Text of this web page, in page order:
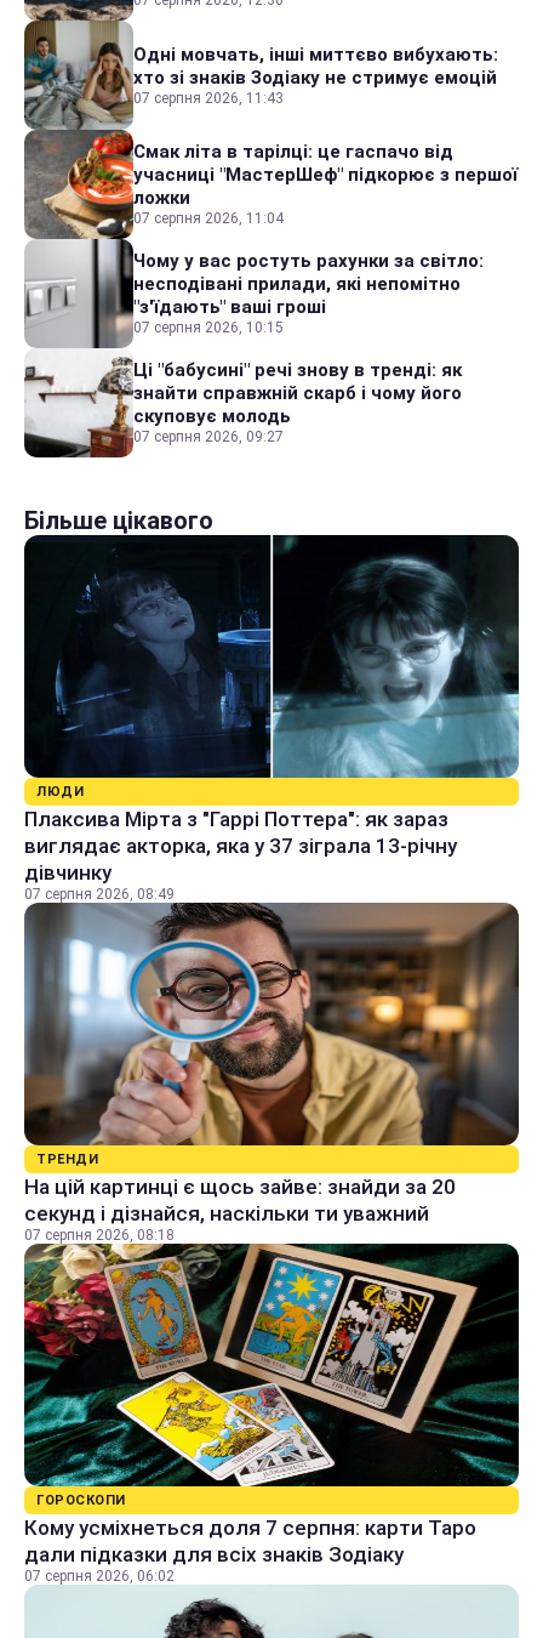
Одні мовчать, інші миттєво вибухають:
хто зі знаків Зодіаку не стримує емоцій
07 серпня 2026, 11:43
Смак літа в тарілці: це гаспачо від
учасниці "МастерШеф" підкорює з першої
ложки
07 серпня 2026, 11:04
Чому у вас ростуть рахунки за світло:
несподівані прилади, які непомітно
"з'їдають" ваші гроші
07 серпня 2026, 10:15
Ці "бабусині" речі знову в тренді: як
знайти справжній скарб і чому його
скуповує молодь
07 серпня 2026, 09:27
Більше цікавого
ЛЮДИ
Плаксива Мірта з "Гаррі Поттера": як зараз
виглядає акторка, яка у 37 зіграла 13-річну
дівчинку
07 серпня 2026, 08:49
ТРЕНДИ
На цій картинці є щось зайве: знайди за 20
секунд і дізнайся, наскільки ти уважний
07 серпня 2026, 08:18
ГОРОСКОПИ
Кому усміхнеться доля 7 серпня: карти Таро
дали підказки для всіх знаків Зодіаку
07 серпня 2026, 06:02